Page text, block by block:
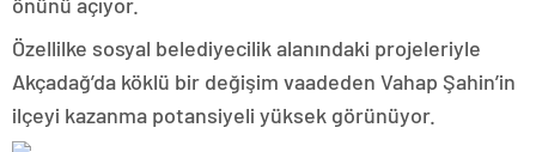
Özellilke sosyal belediyecilik alanındaki projeleriyle
Akçadağ’da köklü bir değişim vaadeden Vahap Şahin’in
ilçeyi kazanma potansiyeli yüksek görünüyor.